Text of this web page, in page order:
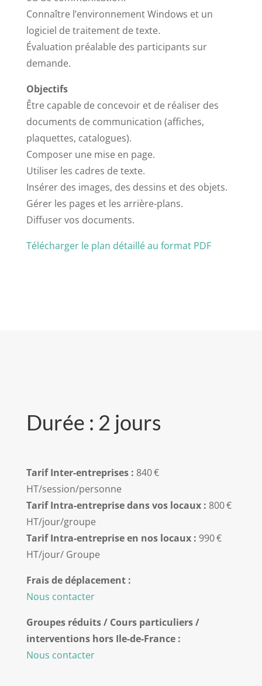
Connaître l’environnement Windows et un
logiciel de traitement de texte.
Évaluation préalable des participants sur
demande.
Objectifs
Être capable de concevoir et de réaliser des
documents de communication (affiches,
plaquettes, catalogues).
Composer une mise en page.
Utiliser les cadres de texte.
Insérer des images, des dessins et des objets.
Gérer les pages et les arrière-plans.
Diffuser vos documents.
Télécharger le plan détaillé au format PDF
Durée : 2 jours
Tarif Inter-entreprises : 840 €
HT/session/personne
Tarif Intra-entreprise dans vos locaux : 800 €
HT/jour/groupe
Tarif Intra-entreprise en nos locaux : 990 €
HT/jour/ Groupe
Frais de déplacement :
Nous contacter
Groupes réduits / Cours particuliers /
interventions hors Ile-de-France :
Nous contacter